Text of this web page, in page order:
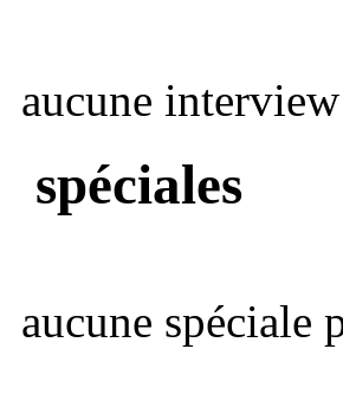
aucune
spéciales
aucune spéciale